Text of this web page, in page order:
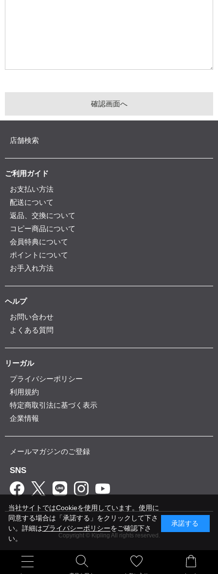
店舗検索
ご利用ガイド
お支払い方法
配送について
返品、交換について
コピー商品について
会員特典について
ポイントについて
お手入れ方法
ヘルプ
お問い合わせ
よくある質問
リーガル
プライバシーポリシー
利用規約
特定商取引法に基づく表示
企業情報
メールマガジンのご登録
SNS
Copyright © Kipling All rights reserved.
当社サイトではCookieを使用しています。使用に
同意する場合は「承諾する」をクリックして下さ
い。詳細はプライバシーポリシーをご確認下さ
い。
承諾する